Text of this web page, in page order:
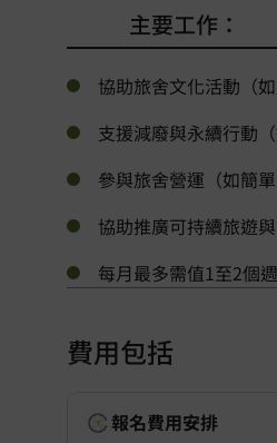
主要工作：
協助旅舍文化活動（
支援減廢與永續行動
參與旅舍營運（如簡單
協助推廣可持續旅遊
每月最多需值1至2個
費用包括
報名費用安排